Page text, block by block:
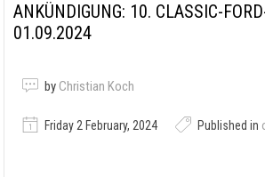
ANKÜNDIGUNG: 10. CLASSIC-
01.09.2024
by Christian Koch
Friday 2 February, 2024 Published in